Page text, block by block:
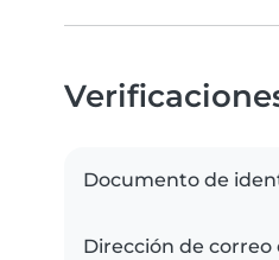
Documento de
Dirección de